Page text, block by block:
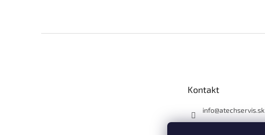
Kontakt
info@atechservis.sk
0911 797 777